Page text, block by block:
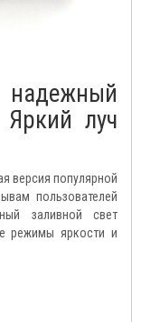
луч
версия популярной
пользователей
заливной свет
режимы яркости и